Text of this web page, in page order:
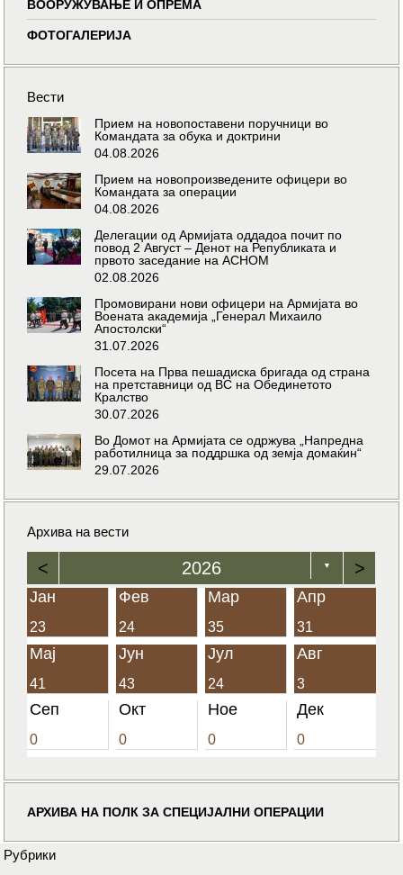
ВООРУЖУВАЊЕ И ОПРЕМА
ФОТОГАЛЕРИЈА
Вести
Прием на новопоставени поручници во
Командата за обука и доктрини
04.08.2026
Прием на новопроизведените офицери во
Командата за операции
04.08.2026
Делегации од Армијата оддадоа почит по
повод 2 Август – Денот на Републиката и
првото заседание на АСНОМ
02.08.2026
Промовирани нови офицери на Армијата во
Воената академија „Генерал Михаило
Апостолски“
31.07.2026
Посета на Прва пешадиска бригада од страна
на претставници од ВС на Обединетото
Кралство
30.07.2026
Во Домот на Армијата се одржува „Напредна
работилница за поддршка од земја домаќин“
29.07.2026
Архива на вести
< 2026 ▼ >
Јан
23
Фев
24
Мар
35
Апр
31
Мај
41
Јун
43
Јул
24
Авг
3
Сеп
0
Окт
0
Ное
0
Дек
0
АРХИВА НА ПОЛК ЗА СПЕЦИЈАЛНИ ОПЕРАЦИИ
Рубрики